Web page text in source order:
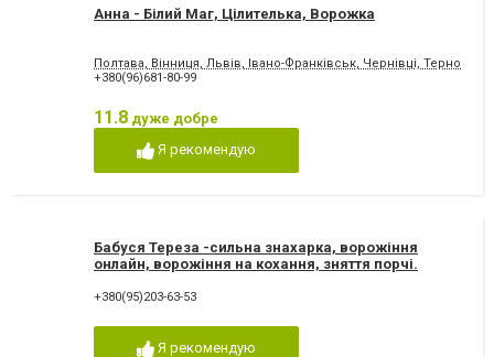
Анна - Білий Маг, Цілителька, Ворожка
Полтава, Вінниця, Львів, Івано-Франківськ, Чернівці,
+380(96)681-80-99
11.8 дуже добре
Я рекомендую
Бабуся Тереза -сильна знахарка, ворожіння
онлайн, ворожіння на кохання, зняття порчі.
+380(95)203-63-53
Я рекомендую